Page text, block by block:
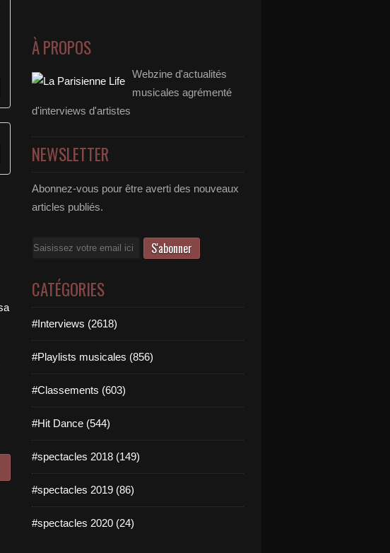
À PROPOS
Webzine d'actualités
musicales agrémenté
d'interviews d'artistes
NEWSLETTER
Abonnez-vous pour être averti des nouveaux
articles publiés.
Email
CATÉGORIES
#Interviews (2618)
#Playlists musicales (856)
#Classements (603)
#Hit Dance (544)
#spectacles 2018 (149)
#spectacles 2019 (86)
#spectacles 2020 (24)